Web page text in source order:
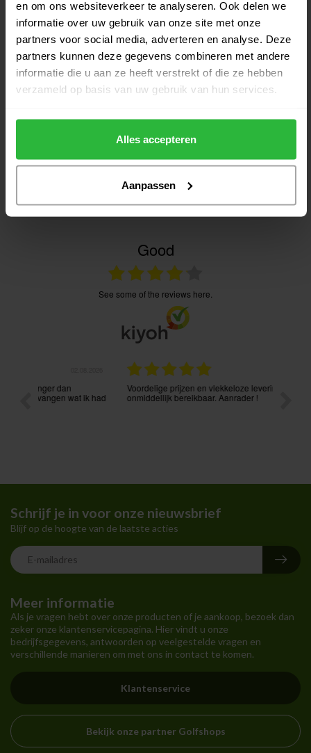
en om ons websiteverkeer te analyseren. Ook delen we
informatie over uw gebruik van onze site met onze
partners voor social media, adverteren en analyse. Deze
partners kunnen deze gegevens combineren met andere
informatie die u aan ze heeft verstrekt of die ze hebben
verzameld op basis van uw gebruik van hun services.
Alles accepteren
Aanpassen
€349,95
op met onze experts via
Good
see some of the reviews here.
Voordelige prijzen en vlekkeloze levering. Ook via mail
onmiddellijk bereikbaar. Aanrader !
Meer informatie
Als je vragen hebt over onze producten of je aankoop, bezoek dan
zeker onze klantenservicepagina. Hier vindt u onze
bedrijfsgegevens, antwoorden op veelgestelde vragen en
verschillende manieren om met ons in contact te komen.
Klantenservice
Bekijk onze partner Golfshops
Schrijf je in voor onze nieuwsbrief
Blijf op de hoogte van de laatste acties